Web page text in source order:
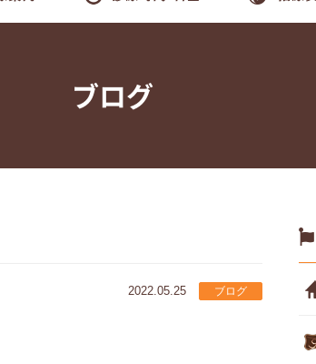
ブログ
2022.05.25 ブログ